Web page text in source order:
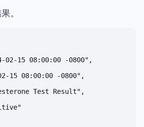
。
02-15 08:00:00 -0800",
15 08:00:00 -0800",
Test Result",